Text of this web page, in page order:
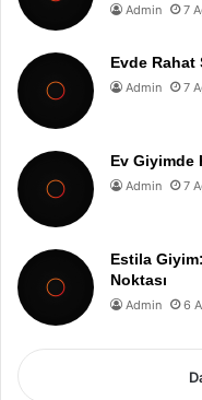
Admin 7
Evde Rahat
Admin 7
Ev Giyimde
Admin 7
Estila
Noktası
Admin 6